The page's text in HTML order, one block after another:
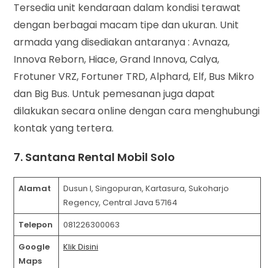
Tersedia unit kendaraan dalam kondisi terawat
dengan berbagai macam tipe dan ukuran. Unit
armada yang disediakan antaranya : Avnaza,
Innova Reborn, Hiace, Grand Innova, Calya,
Frotuner VRZ, Fortuner TRD, Alphard, Elf, Bus Mikro
dan Big Bus. Untuk pemesanan juga dapat
dilakukan secara online dengan cara menghubungi
kontak yang tertera.
7. Santana Rental Mobil Solo
Alamat
Dusun I, Singopuran, Kartasura, Sukoharjo
Regency, Central Java 57164
Telepon
081226300063
Google
Maps
Klik Disini